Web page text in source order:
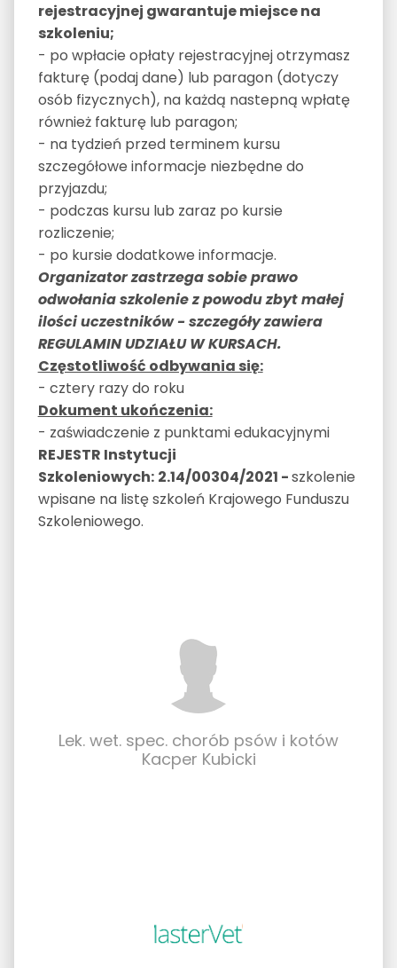
rejestracyjnej gwarantuje miejsce na
szkoleniu;
- po wpłacie opłaty rejestracyjnej otrzymasz
fakturę (podaj dane) lub paragon (dotyczy
osób fizycznych), na każdą nastepną wpłatę
również fakturę lub paragon;
- na tydzień przed terminem kursu
szczegółowe informacje niezbędne do
przyjazdu;
- podczas kursu lub zaraz po kursie
rozliczenie;
- po kursie dodatkowe informacje.
Organizator zastrzega sobie prawo
odwołania szkolenie z powodu zbyt małej
ilości uczestników - szczegóły zawiera
REGULAMIN UDZIAŁU W KURSACH.
Częstotliwość odbywania się:
- cztery razy do roku
Dokument ukończenia:
- zaświadczenie z punktami edukacyjnymi
REJESTR Instytucji
Szkoleniowych: 2.14/00304/2021 -szkolenie
wpisane na listę szkoleń Krajowego Funduszu
Szkoleniowego.
Lek. wet. spec. chorób psów i kotów
Kacper Kubicki